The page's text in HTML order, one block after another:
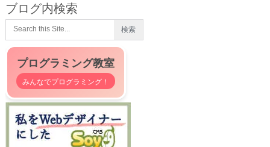
ブログ内検索
プログラミング教室
みんなでプログラミング！